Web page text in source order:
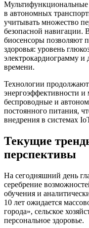
в автономных
учитывать множество
безопасной навигации.
биосенсоры позволяют
здоровья: уровень
электрокардиограмму и
времени.
Технологии продолжают
энергоэффективности
беспроводные и
постоянного питания,
внедрения в системах
Текущие
перспективы
На сегодняшний день
серебрение
обучения и
10 лет ожидается
города», сельское
персональное здоровье.